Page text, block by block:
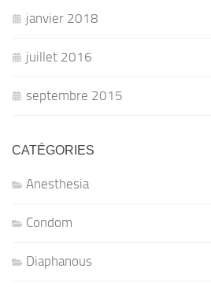
janvier 2018
juillet 2016
septembre 2015
CATÉGORIES
Anesthesia
Condom
Diaphanous